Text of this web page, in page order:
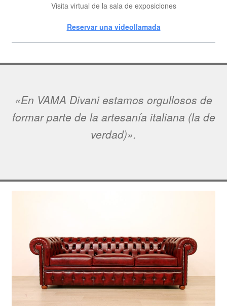
Visita virtual de la sala de exposiciones
Reservar una videollamada
«En VAMA Divani estamos orgullosos de
formar parte de la artesanía italiana (la de
verdad)».